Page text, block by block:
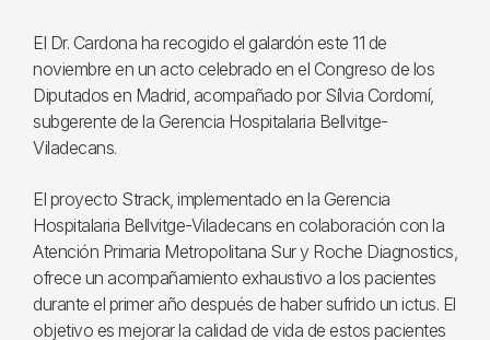
El Dr. Cardona ha recogido el galardón este 11 de
noviembre en un acto celebrado en el Congreso de los
Diputados en Madrid, acompañado por Sílvia Cordomí,
subgerente de la Gerencia Hospitalaria Bellvitge-
Viladecans.
El proyecto Strack, implementado en la Gerencia
Hospitalaria Bellvitge-Viladecans en colaboración con la
Atención Primaria Metropolitana Sur y Roche Diagnostics,
ofrece un acompañamiento exhaustivo a los pacientes
durante el primer año después de haber sufrido un ictus. El
objetivo es mejorar la calidad de vida de estos pacientes